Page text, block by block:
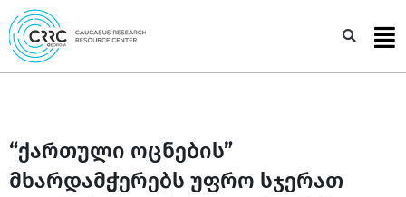
Skip
to
content
“ქართული ოცნების”
მხარდამჭერებს უფრო სჯერათ